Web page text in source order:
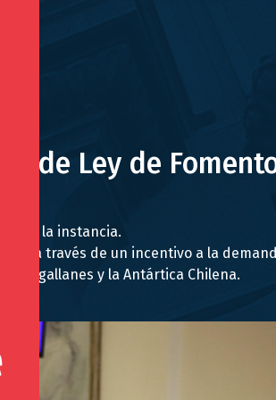
de Ley de
de la instancia.
a través de un incentivo a la
Magallanes y la Antártica Chilena.